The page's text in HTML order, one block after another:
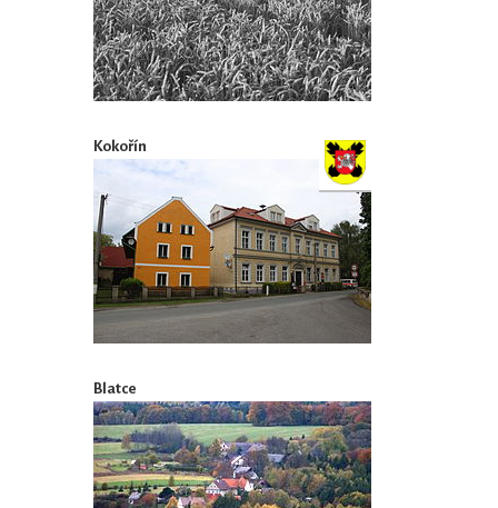
Kokořín
Blatce